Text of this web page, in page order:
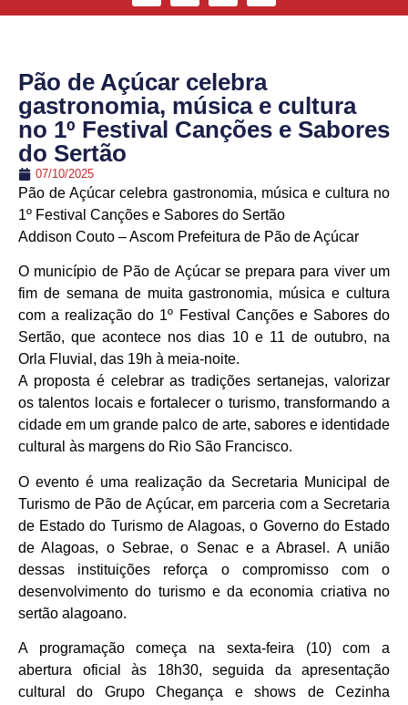
Pão de Açúcar celebra
gastronomia, música e cultura
no 1º Festival Canções e Sabores
do Sertão
07/10/2025
Pão de Açúcar celebra gastronomia, música e cultura no
1º Festival Canções e Sabores do Sertão
Addison Couto – Ascom Prefeitura de Pão de Açúcar
O município de Pão de Açúcar se prepara para viver um
fim de semana de muita gastronomia, música e cultura
com a realização do 1º Festival Canções e Sabores do
Sertão, que acontece nos dias 10 e 11 de outubro, na
Orla Fluvial, das 19h à meia-noite.
A proposta é celebrar as tradições sertanejas, valorizar
os talentos locais e fortalecer o turismo, transformando a
cidade em um grande palco de arte, sabores e identidade
cultural às margens do Rio São Francisco.
O evento é uma realização da Secretaria Municipal de
Turismo de Pão de Açúcar, em parceria com a Secretaria
de Estado do Turismo de Alagoas, o Governo do Estado
de Alagoas, o Sebrae, o Senac e a Abrasel. A união
dessas instituições reforça o compromisso com o
desenvolvimento do turismo e da economia criativa no
sertão alagoano.
A programação começa na sexta-feira (10) com a
abertura oficial às 18h30, seguida da apresentação
cultural do Grupo Chegança e shows de Cezinha